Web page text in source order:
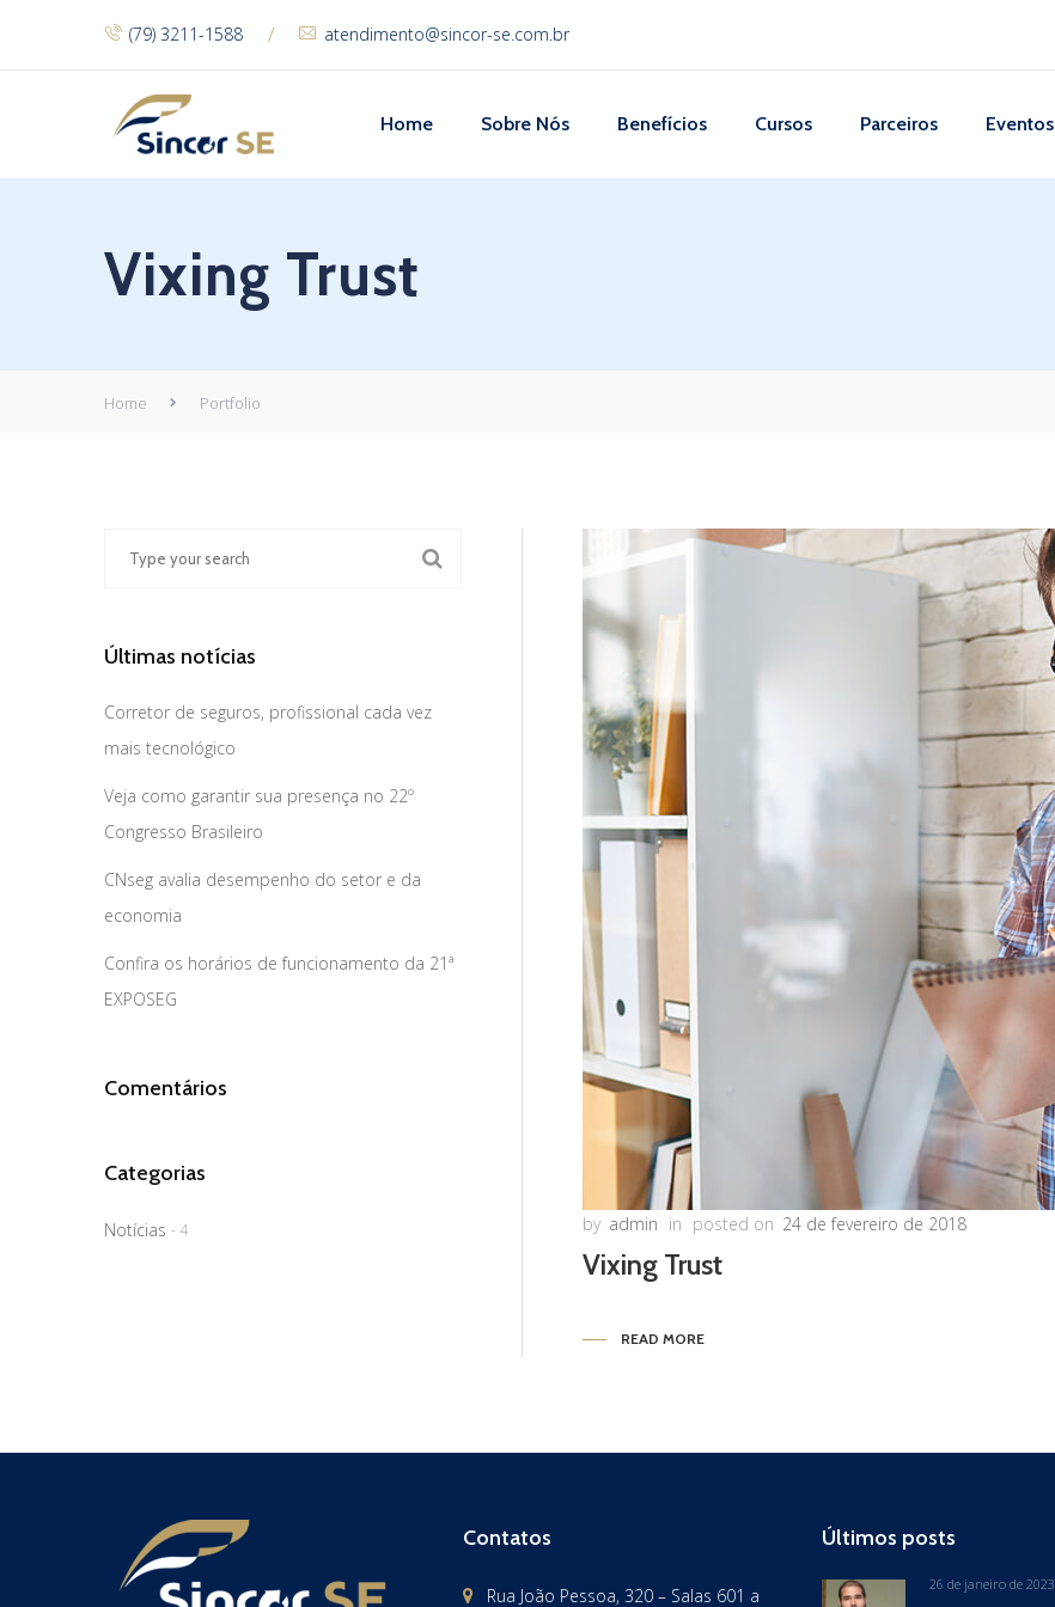
(79) 3211-1588 / atendimento@sincor-se.com.br
Home Sobre Nós Benefícios Cursos Parceiros Eventos
Vixing Trust
Home Portfolio
by admin in posted on 24 de fevereiro de 2018
Vixing Trust
READ MORE
Últimas notícias
Corretor de seguros, profissional cada vez
mais tecnológico
Veja como garantir sua presença no 22º
Congresso Brasileiro
CNseg avalia desempenho do setor e da
economia
Confira os horários de funcionamento da 21ª
EXPOSEG
Comentários
Categorias
Notícias - 4
Contatos
Rua João Pessoa, 320 – Salas 601 a
Últimos posts
26 de janeiro de 2023